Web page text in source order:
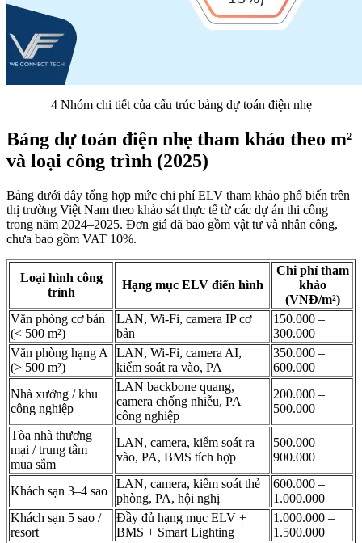
4 Nhóm chi tiết của cấu trúc bảng dự toán điện nhẹ
Bảng dự toán điện nhẹ tham khảo theo m²
và loại công trình (2025)
Bảng dưới đây tổng hợp mức chi phí ELV tham khảo phổ biến trên
thị trường Việt Nam theo khảo sát thực tế từ các dự án thi công
trong năm 2024–2025. Đơn giá đã bao gồm vật tư và nhân công,
chưa bao gồm VAT 10%.
Loại hình công
trình
Hạng mục ELV điển hình
Chi phí tham
khảo
(VNĐ/m²)
Văn phòng cơ bản
(< 500 m²)
LAN, Wi-Fi, camera IP cơ
bản
150.000 –
300.000
Văn phòng hạng A
(> 500 m²)
LAN, Wi-Fi, camera AI,
kiểm soát ra vào, PA
350.000 –
600.000
Nhà xưởng / khu
công nghiệp
LAN backbone quang,
camera chống nhiễu, PA
công nghiệp
200.000 –
500.000
Tòa nhà thương
mại / trung tâm
mua sắm
LAN, camera, kiểm soát ra
vào, PA, BMS tích hợp
500.000 –
900.000
Khách sạn 3–4 sao
LAN, camera, kiểm soát thẻ
phòng, PA, hội nghị
600.000 –
1.000.000
Khách sạn 5 sao /
resort
Đầy đủ hạng mục ELV +
BMS + Smart Lighting
1.000.000 –
1.500.000